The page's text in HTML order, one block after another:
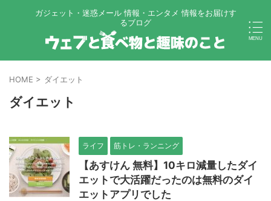
ガジェット・迷惑メール 情報・エンタメ 情報をお届けす
るブログ
HOME > ダイエット
ダイエット
ライフ 筋トレ・ランニング
【あすけん 無料】10キロ減量したダイ
エットで大活躍だったのは無料のダイ
エットアプリでした